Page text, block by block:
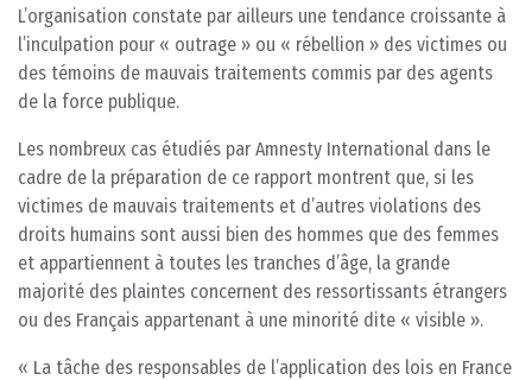
L’organisation constate par ailleurs une tendance croissante à
l’inculpation pour « outrage » ou « rébellion » des victimes ou
des témoins de mauvais traitements commis par des agents
de la force publique.
Les nombreux cas étudiés par Amnesty International dans le
cadre de la préparation de ce rapport montrent que, si les
victimes de mauvais traitements et d’autres violations des
droits humains sont aussi bien des hommes que des femmes
et appartiennent à toutes les tranches d’âge, la grande
majorité des plaintes concernent des ressortissants étrangers
ou des Français appartenant à une minorité dite « visible ».
« La tâche des responsables de l’application des lois en France